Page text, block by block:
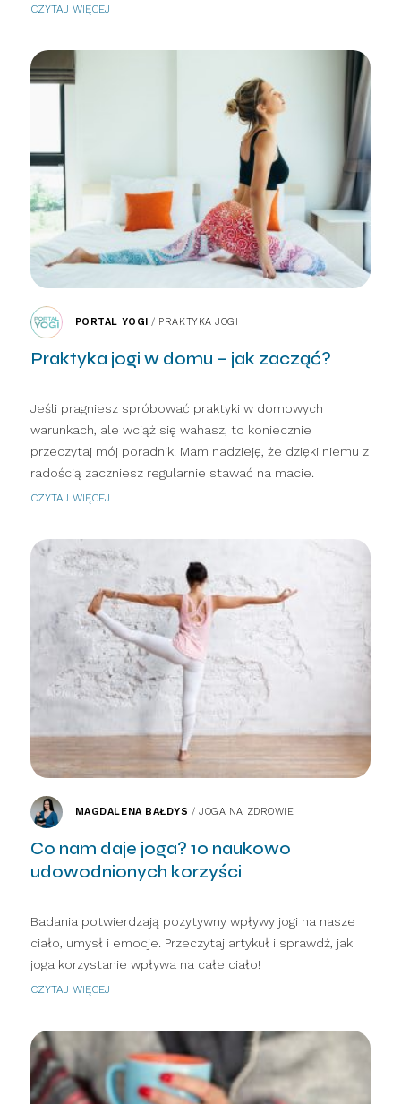
CZYTAJ WIĘCEJ
PORTAL YOGI / PRAKTYKA JOGI
Praktyka jogi w domu – jak zacząć?
Jeśli pragniesz spróbować praktyki w domowych
warunkach, ale wciąż się wahasz, to koniecznie
przeczytaj mój poradnik. Mam nadzieję, że dzięki niemu z
radością zaczniesz regularnie stawać na macie.
CZYTAJ WIĘCEJ
MAGDALENA BAŁDYS /JOGA NA ZDROWIE
Co nam daje joga? 10 naukowo
udowodnionych korzyści
Badania potwierdzają pozytywny wpływy jogi na nasze
ciało, umysł i emocje. Przeczytaj artykuł i sprawdź, jak
joga korzystanie wpływa na całe ciało!
CZYTAJ WIĘCEJ